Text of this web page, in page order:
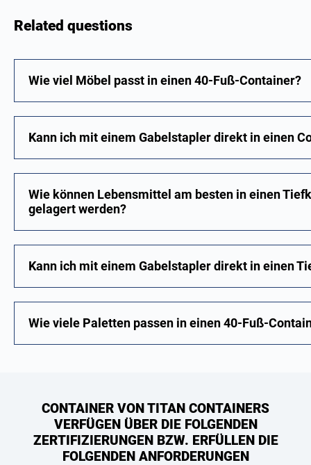
Related questions
Wie viel Möbel passt in einen 40-Fuß-Container?
Kann ich mit einem Gabelstapler direkt in einen
Wie können Lebensmittel am besten in einen
gelagert werden?
Kann ich mit einem Gabelstapler direkt in einen
Wie viele Paletten passen in einen 40-Fuß-
CONTAINER VON TITAN CONTAINERS
VERFÜGEN ÜBER DIE FOLGENDEN
ZERTIFIZIERUNGEN BZW. ERFÜLLEN DIE
FOLGENDEN ANFORDERUNGEN